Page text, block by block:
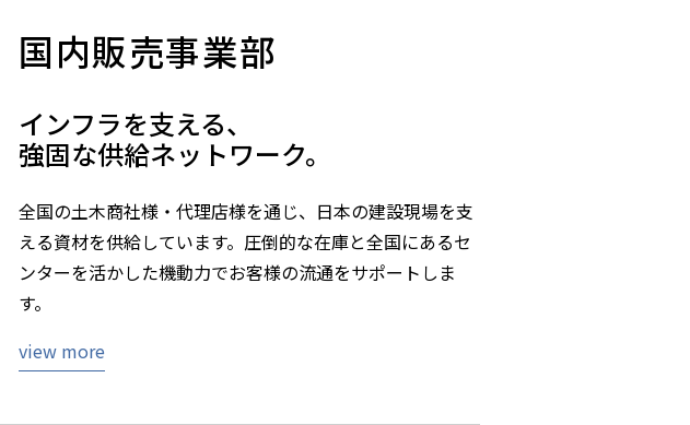
国内販売事業部
インフラを支える、
強固な供給ネットワーク。
全国の土木商社様・代理店様を通じ、日本の建設現場を支
える資材を供給しています。圧倒的な在庫と全国にあるセ
ンターを活かした機動力でお客様の流通をサポートしま
す。
view more